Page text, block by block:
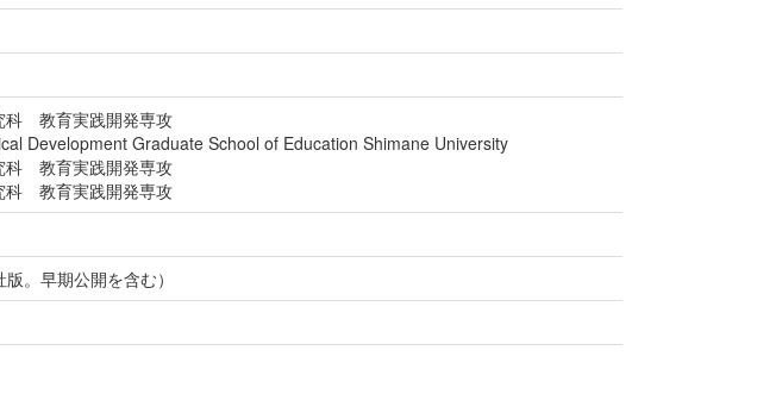
科 教育実践開発専攻
Development Graduate School of Education Shimane University
科 教育実践開発専攻
科 教育実践開発専攻
。早期公開を含む）